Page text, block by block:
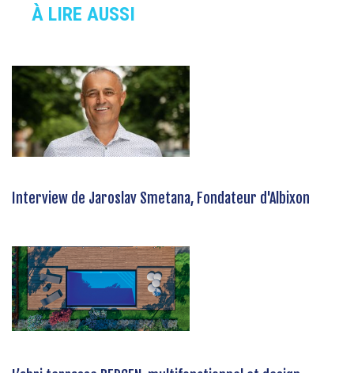
À LIRE AUSSI
Interview de Jaroslav Smetana, Fondateur d'Albixon